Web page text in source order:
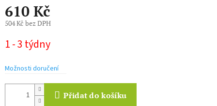
610 Kč
504 Kč bez DPH
cena:
1 - 3 týdny
Možnosti doručení
Přidat do košíku